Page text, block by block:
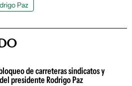
Paz
de carreteras sindicatos y
presidente Rodrigo Paz